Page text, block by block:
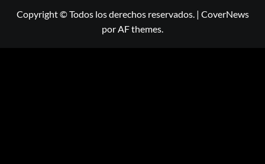
Copyright © Todos los derechos reservados. | CoverNews
por AF themes.